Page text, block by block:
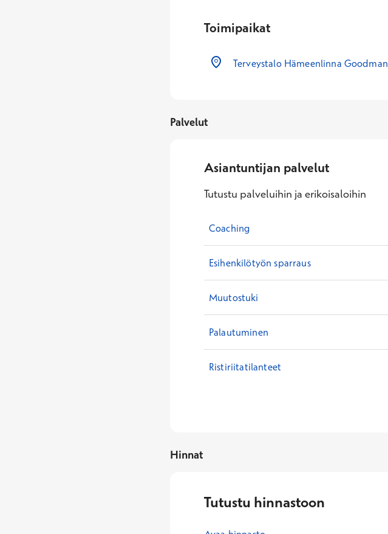
Toimipaikat
Terveystalo Hämeenlinna Goodman
Palvelut
Asiantuntijan palvelut
Tutustu palveluihin ja erikoisaloihin
Coaching
Esihenkilötyön sparraus
Muutostuki
Palautuminen
Ristiriitatilanteet
Hinnat
Tutustu hinnastoon